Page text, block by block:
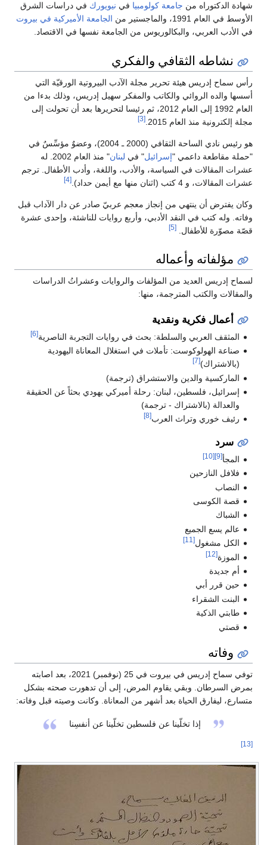
شهادة الدكتوراه من جامعة كولومبيا في نيويورك في دراسات الشرق
الأوسط في العام 1991، والماجستير من
الجامعة الأميركية في بيروت
في الأدب العربي، والبكالوريوس من الجامعة نفسها في الاقتصاد.
نشاطه الثقافي والفكري
رأس سماح إدريس هيئة تحرير مجلة الآدب البيروتية الورقيّة التي
أسسها والده الروائي والكاتب والمفكر سهيل إدريس، وذلك بدءا من
العام 1992 إلى العام 2012، ثم رئيسا لتحريرها بعد أن تحولت إلى
مجلة إلكترونية منذ العام 2015.
[3]
هو رئيس نادي الساحة الثقافي (2000 ـ 2004)، وعضوٌ مؤسِّسٌ في
"حملة مقاطعة داعمي "إسرائيل" في لبنان
" منذ العام 2002. له
عشرات المقالات في السياسة، والأدب، واللغة، وأدب الأطفال. ترجم
عشرات المقالات، و 4 كتب (اثنان منها مع أيمن حداد).
[4]
وكان يفترض أن ينتهي من إنجاز معجم عربيّ صادر عن دار الآداب قبل
وفاته. وله كتب في النقد الأدبي، وأربع روايات للناشئة، وإحدى عشرة
قصّة مصوّرة للأطفال.
[5]
مؤلفاته وأعماله
لسماح إدريس العديد من المؤلفات والروايات وعشراتُ الدراسات
والمقالات والكتب المترجمة، منها:
أعمال فكرية ونقدية
المثقف العربي والسلطة: بحث في روايات التجربة الناصرية[6]
صناعة الهولوكوست: تأملات في استغلال المعاناة اليهودية
(بالاشتراك)[7]
الماركسية والدين والاستشراق (ترجمة)
إسرائيل، فلسطين، لبنان: رحلة أميركي يهودي بحثاً عن الحقيقة
والعدالة (بالاشتراك - ترجمة)
رئيف خوري وتراث العرب[8]
سرد
المجأ[9]
[10]
فلافل النازحين
النصاب
قصة الكوسى
الشباك
عالم يسع الجميع
الكل مشغول[11]
الموزة[12]
أم جديدة
حين قرر أبي
البنت الشقراء
طابتي الذكية
قصتي
وفاته
توفي سماح إدريس في بيروت في 25 (نوفمبر) 2021، بعد اصابته
بمرض السرطان. وبقي يقاوم المرض، إلى أن تدهورت صحته بشكل
متسارع، ليفارق الحياة بعد أشهر من المعاناة. وكانت وصيته قبل وفاته:
إذا تخلّينا عن فلسطين تخلّينا عن أنفسِنا
[13]